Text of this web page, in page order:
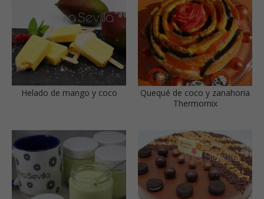
Helado de mango y coco
Quequé de coco y zanahoria
Thermomix